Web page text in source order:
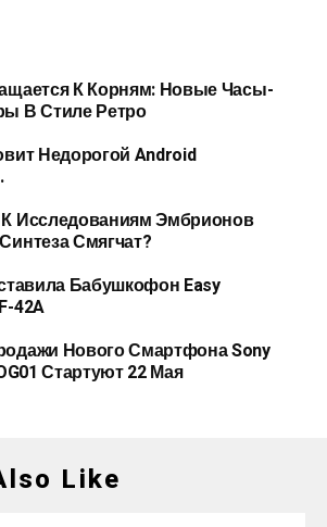
К Корням: Новые Часы-
В Стиле Ретро
Недорогой Android
Исследованиям Эмбрионов
Смягчат?
Бабушкофон Easy
42A
Нового Смартфона Sony
Стартуют 22 Мая
Like